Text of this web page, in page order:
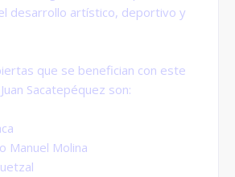
desarrollo artístico, deportivo y
que se benefician con este
Sacatepéquez son:
Manuel Molina